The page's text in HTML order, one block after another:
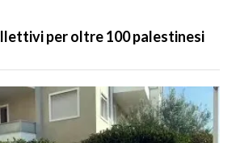
per oltre 100 palestinesi